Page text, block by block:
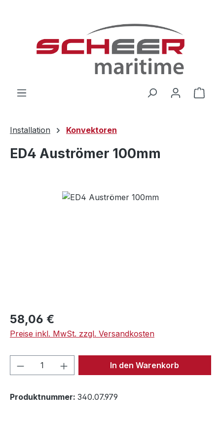
Installation Konvektoren
ED4 Auströmer 100mm
Bildergalerie überspringen
Regulärer Preis:
58,06 €
Preise inkl. MwSt. zzgl. Versandkosten
Produkt Anzahl: Gib denIn den Warenkorb
Produktnummer: 340.07.979